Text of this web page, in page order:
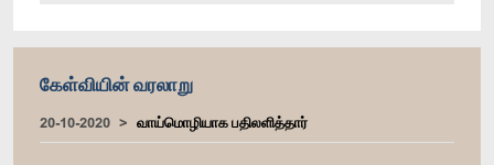
கேள்வியின் வரலாறு
20-10-2020 வாய்மொழியாக பதிலளித்தார்